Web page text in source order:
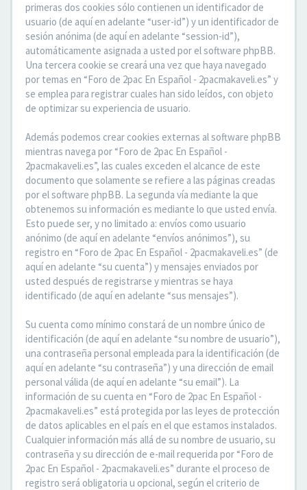
primeras dos cookies sólo contienen un identificador de
usuario (de aquí en adelante “user-id”) y un identificador de
sesión anónima (de aquí en adelante “session-id”),
automáticamente asignada a usted por el software phpBB.
Una tercera cookie se creará una vez que haya navegado
por temas en “Foro de 2pac En Español - 2pacmakaveli.es” y
se emplea para registrar cuales han sido leídos, con objeto
de optimizar su experiencia de usuario.
Además podemos crear cookies externas al software phpBB
mientras navega por “Foro de 2pac En Español -
2pacmakaveli.es”, las cuales exceden el alcance de este
documento que solamente se refiere a las páginas creadas
por el software phpBB. La segunda vía mediante la que
obtenemos su información es mediante lo que usted envía.
Esto puede ser, y no limitado a: envíos como usuario
anónimo (de aquí en adelante “envíos anónimos”), su
registro en “Foro de 2pac En Español - 2pacmakaveli.es” (de
aquí en adelante “su cuenta”) y mensajes enviados por
usted después de registrarse y mientras se haya
identificado (de aquí en adelante “sus mensajes”).
Su cuenta como mínimo constará de un nombre único de
identificación (de aquí en adelante “su nombre de usuario”),
una contraseña personal empleada para la identificación (de
aquí en adelante “su contraseña”) y una dirección de email
personal válida (de aquí en adelante “su email”). La
información de su cuenta en “Foro de 2pac En Español -
2pacmakaveli.es” está protegida por las leyes de protección
de datos aplicables en el país en el que estamos instalados.
Cualquier información más allá de su nombre de usuario, su
contraseña y su dirección de e-mail requerida por “Foro de
2pac En Español - 2pacmakaveli.es” durante el proceso de
registro será obligatoria u opcional, según el criterio de